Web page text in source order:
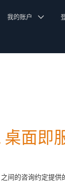
我的账户
面即
的咨询约定提供